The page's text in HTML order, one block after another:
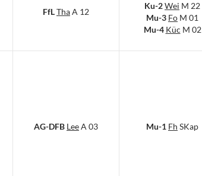
FfLThaA 12
Ku-2Wei M 22
Mu-3 Fo M 01
Mu-4 Küc M 02
AG-DFB LeeA 03 Mu-1 Fh SKap